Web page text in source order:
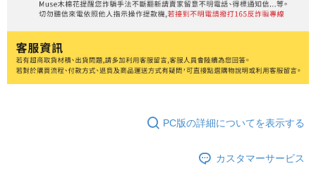
PC版の詳細についてを表示する
カスタマーサービス